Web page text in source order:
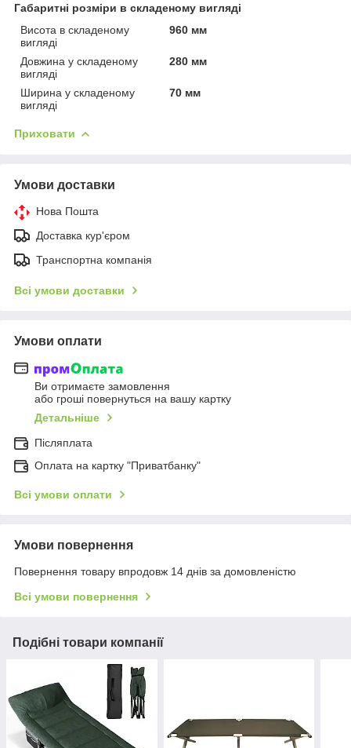
Габаритні розміри в складеному вигляді
Висота в складеному
вигляді
960 мм
Довжина у складеному
вигляді
280 мм
Ширина у складеному
вигляді
70 мм
Приховати
Умови доставки
Нова Пошта
Доставка кур'єром
Транспортна компанія
Всі умови доставки
Умови оплати
Ви отримаєте замовлення
або гроші повернуться на вашу картку
Детальніше
Післяплата
Оплата на картку "Приватбанку"
Всі умови оплати
Умови повернення
Повернення товару впродовж 14 днів за домовленістю
Всі умови повернення
Подібні товари компанії